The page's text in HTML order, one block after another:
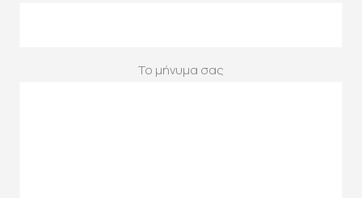
Το μήνυμα σας